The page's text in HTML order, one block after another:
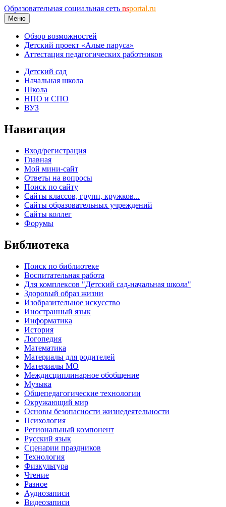
Образовательная социальная сеть nsportal.ru
Меню
Обзор возможностей
Детский проект «Алые паруса»
Аттестация педагогических работников
Детский сад
Начальная школа
Школа
НПО и СПО
ВУЗ
Навигация
Вход/регистрация
Главная
Мой мини-сайт
Ответы на вопросы
Поиск по сайту
Сайты классов, групп, кружков...
Сайты образовательных учреждений
Сайты коллег
Форумы
Библиотека
Поиск по библиотеке
Воспитательная работа
Для комплексов "Детский сад-начальная школа"
Здоровый образ жизни
Изобразительное искусство
Иностранный язык
Информатика
История
Логопедия
Математика
Материалы для родителей
Материалы МО
Междисциплинарное обобщение
Музыка
Общепедагогические технологии
Окружающий мир
Основы безопасности жизнедеятельности
Психология
Региональный компонент
Русский язык
Сценарии праздников
Технология
Физкультура
Чтение
Разное
Аудиозаписи
Видеозаписи